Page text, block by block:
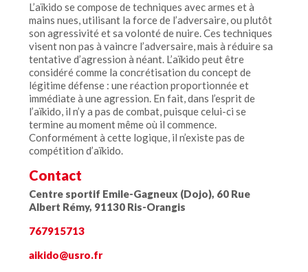
L’aïkido se compose de techniques avec armes et à
mains nues, utilisant la force de l’adversaire, ou plutôt
son agressivité et sa volonté de nuire. Ces techniques
visent non pas à vaincre l’adversaire, mais à réduire sa
tentative d’agression à néant. L’aïkido peut être
considéré comme la concrétisation du concept de
légitime défense : une réaction proportionnée et
immédiate à une agression. En fait, dans l’esprit de
l’aïkido, il n’y a pas de combat, puisque celui-ci se
termine au moment même où il commence.
Conformément à cette logique, il n’existe pas de
compétition d’aïkido.
Contact
Centre sportif Emile-Gagneux (Dojo), 60 Rue
Albert Rémy, 91130 Ris-Orangis
767915713
aikido@usro.fr